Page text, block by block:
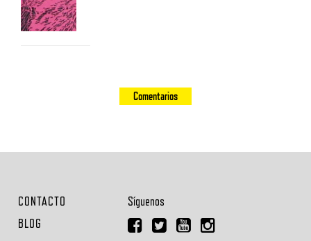
Comentarios
CONTACTO
BLOG
Síguenos